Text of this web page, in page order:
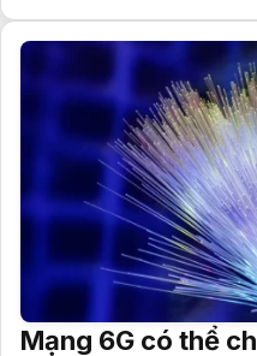
Mạng 6G có thể